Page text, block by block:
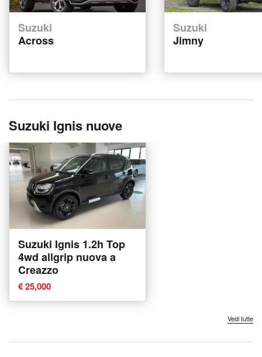
Suzuki
Across
Suzuki
Jimny
Suzuki Ignis nuove
Suzuki Ignis 1.2h Top
4wd allgrip nuova a
Creazzo
€ 25,000
Vedi tutte